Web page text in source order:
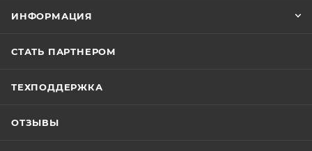
ИНФОРМАЦИЯ
СТАТЬ ПАРТНЕРОМ
ТЕХПОДДЕРЖКА
ОТЗЫВЫ